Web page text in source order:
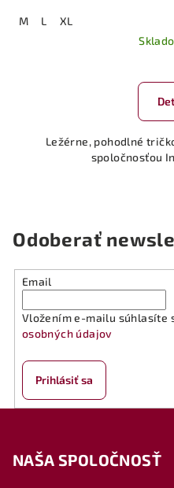
M L
XL
Ležérne, pohodlné
spoločnosťou
Odoberať
Email
Vložením e-mailu súhlasíte
osobných údajov
Prihlásiť sa
NAŠA SPOLOČNOSŤ